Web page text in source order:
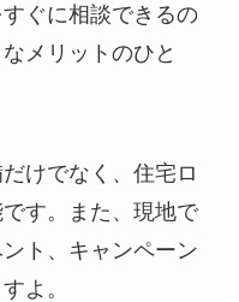
ぐに相談できるの
メリットのひと
けでなく、住宅ロ
す。また、現地で
ト、キャンペーン
よ。